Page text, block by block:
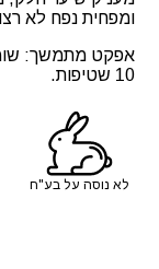
ומפחית נפח לא
אפקט מתמשך:
10 שטיפות.
לא נוסה על בע"ח